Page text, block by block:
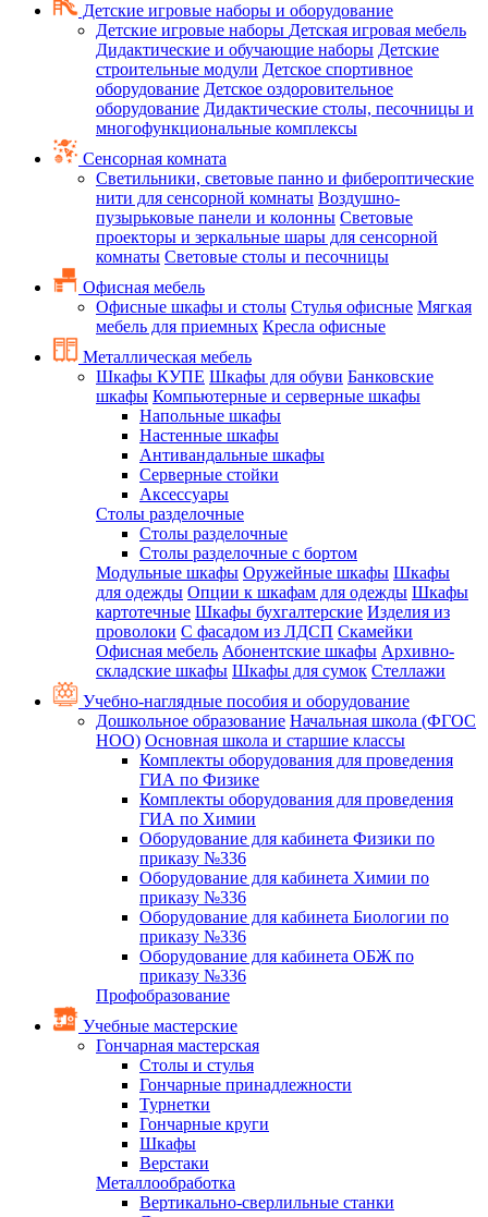
Детские игровые наборы и оборудование
Детские игровые наборы Детская игровая мебель
Дидактические и обучающие наборы Детские
строительные модули Детское спортивное
оборудование Детское оздоровительное
оборудование Дидактические столы, песочницы и
многофункциональные комплексы
Сенсорная комната
Светильники, световые панно и фибероптические
нити для сенсорной комнаты Воздушно-
пузырьковые панели и колонны Световые
проекторы и зеркальные шары для сенсорной
комнаты Световые столы и песочницы
Офисная мебель
Офисные шкафы и столы Стулья офисные Мягкая
мебель для приемных Кресла офисные
Металлическая мебель
Шкафы КУПЕ Шкафы для обуви Банковские
шкафы Компьютерные и серверные шкафы
Напольные шкафы
Настенные шкафы
Антивандальные шкафы
Серверные стойки
Аксессуары
Столы разделочные
Столы разделочные
Столы разделочные с бортом
Модульные шкафы Оружейные шкафы Шкафы
для одежды Опции к шкафам для одежды Шкафы
картотечные Шкафы бухгалтерские Изделия из
проволоки С фасадом из ЛДСП Скамейки
Офисная мебель Абонентские шкафы Архивно-
складские шкафы Шкафы для сумок Стеллажи
Учебно-наглядные пособия и оборудование
Дошкольное образование Начальная школа (ФГОС
НОО) Основная школа и старшие классы
Комплекты оборудования для проведения
ГИА по Физике
Комплекты оборудования для проведения
ГИА по Химии
Оборудование для кабинета Физики по
приказу №336
Оборудование для кабинета Химии по
приказу №336
Оборудование для кабинета Биологии по
приказу №336
Оборудование для кабинета ОБЖ по
приказу №336
Профобразование
Учебные мастерские
Гончарная мастерская
Столы и стулья
Гончарные принадлежности
Турнетки
Гончарные круги
Шкафы
Верстаки
Металлообработка
Вертикально-сверлильные станки